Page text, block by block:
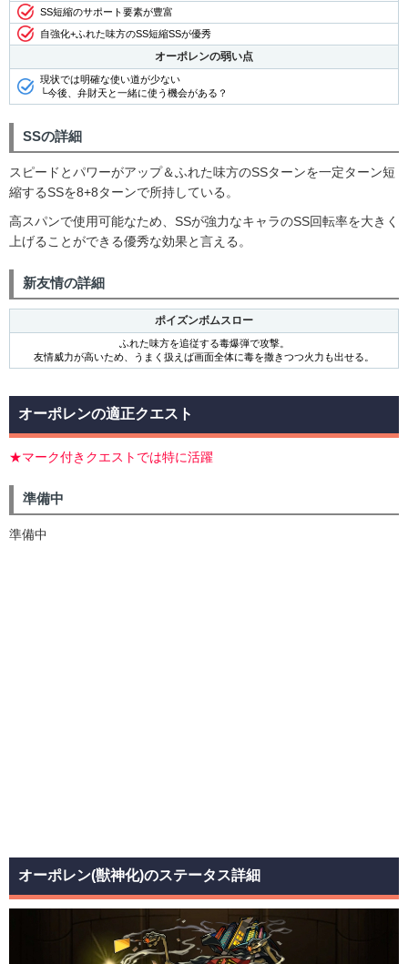
SS短縮のサポート要素が豊富
自強化+ふれた味方のSS短縮SSが優秀
オーポレンの弱い点
現状では明確な使い道が少ない
└今後、弁財天と一緒に使う機会がある？
SSの詳細
スピードとパワーがアップ＆ふれた味方のSSターンを一定ターン短
縮するSSを8+8ターンで所持している。
高スパンで使用可能なため、SSが強力なキャラのSS回転率を大きく
上げることができる優秀な効果と言える。
新友情の詳細
ポイズンボムスロー
ふれた味方を追従する毒爆弾で攻撃。
友情威力が高いため、うまく扱えば画面全体に毒を撒きつつ火力も出せる。
オーポレンの適正クエスト
★マーク付きクエストでは特に活躍
準備中
準備中
オーポレン(獣神化)のステータス詳細